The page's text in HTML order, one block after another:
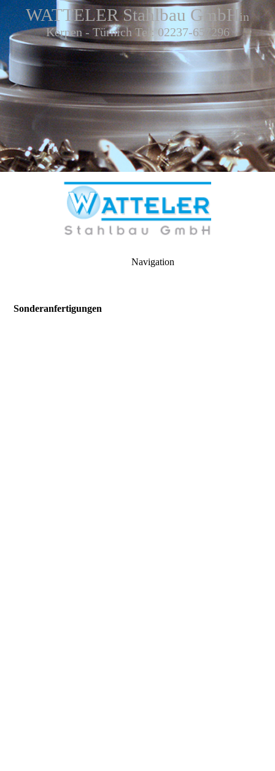
WATTELER Stahlbau GmbHin
Kerpen - Türnich Tel: 02237-657296
Navigation
Sonderanfertigungen